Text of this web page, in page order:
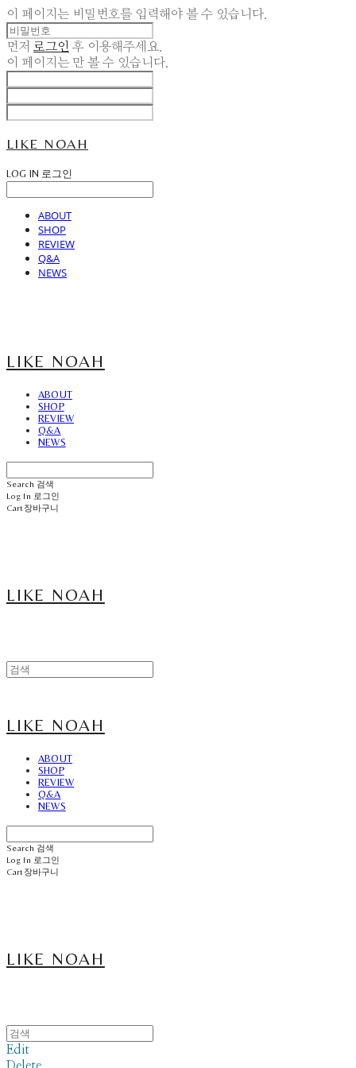
이 페이지는 비밀번호를 입력해야 볼 수 있습니다.
먼저 로그인 후 이용해주세요.
이 페이지는 만 볼 수 있습니다.
LIKE NOAH
LOG IN 로그인
ABOUT
SHOP
REVIEW
Q&A
NEWS
LIKE NOAH
ABOUT
SHOP
REVIEW
Q&A
NEWS
Search 검색
Log In 로그인
Cart장바구니
LIKE NOAH
LIKE NOAH
ABOUT
SHOP
REVIEW
Q&A
NEWS
Search 검색
Log In 로그인
Cart장바구니
LIKE NOAH
Edit